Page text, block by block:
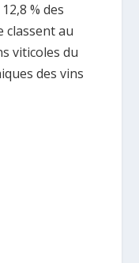
% des
classent au
viticoles du
des vins